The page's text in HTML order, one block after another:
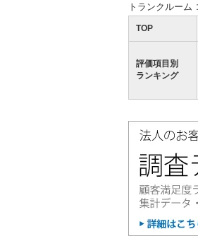
トランクルーム
TOP
評価項目別
ランキング